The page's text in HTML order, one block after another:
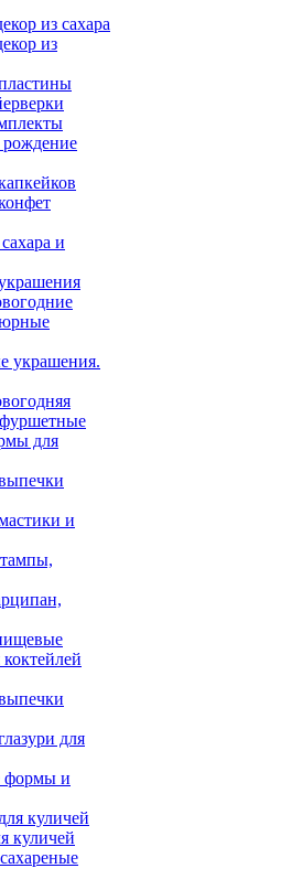
из сахара
из
и
украшения.
для
и
для
формы и
куличей
куличей